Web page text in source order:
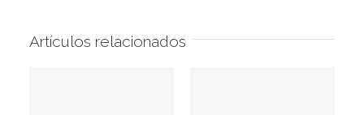
Artículos relacionados